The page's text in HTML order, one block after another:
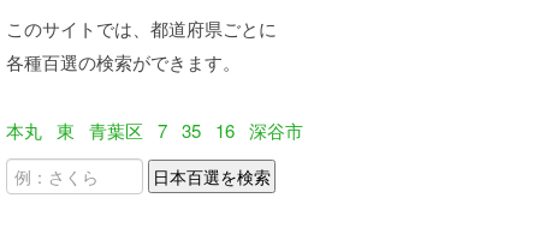
このサイトでは、都道府県ごとに
各種百選の検索ができます。
本丸 東 青葉区 7 35 16 深谷市